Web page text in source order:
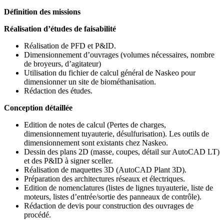
Définition des missions
Réalisation d’études de faisabilité
Réalisation de PFD et P&ID.
Dimensionnement d’ouvrages (volumes nécessaires, nombre
de broyeurs, d’agitateur)
Utilisation du fichier de calcul général de Naskeo pour
dimensionner un site de biométhanisation.
Rédaction des études.
Conception détaillée
Edition de notes de calcul (Pertes de charges,
dimensionnement tuyauterie, désulfurisation). Les outils de
dimensionnement sont existants chez Naskeo.
Dessin des plans 2D (masse, coupes, détail sur AutoCAD LT)
et des P&ID à signer sceller.
Réalisation de maquettes 3D (AutoCAD Plant 3D).
Préparation des architectures réseaux et électriques.
Edition de nomenclatures (listes de lignes tuyauterie, liste de
moteurs, listes d’entrée/sortie des panneaux de contrôle).
Rédaction de devis pour construction des ouvrages de
procédé.